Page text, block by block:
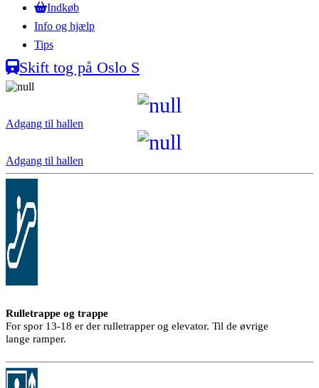
Indkøb
Info og hjælp
Tips
Skift tog på Oslo S
Adgang til hallen
Adgang til hallen
Rulletrappe og trappe
For spor 13-18 er der rulletrapper og elevator. Til de øvrige
lange ramper.